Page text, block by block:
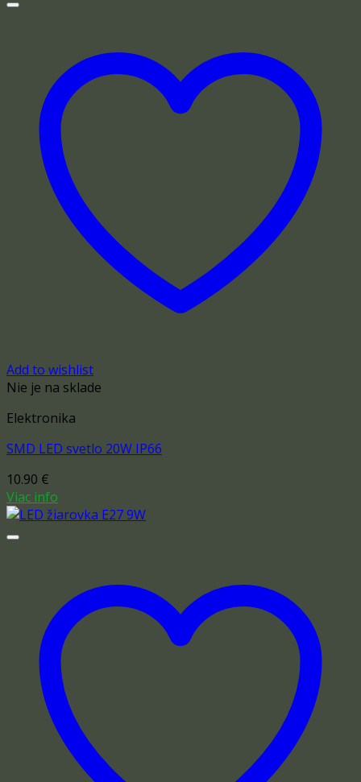
Add to wishlist
Nie je na sklade
Elektronika
SMD LED svetlo 20W IP66
10.90 €
Viac info